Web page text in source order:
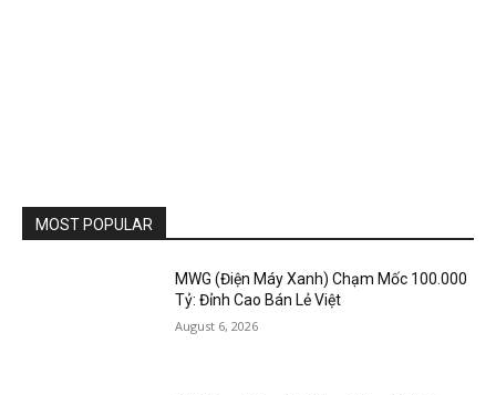
MOST POPULAR
MWG (Điện Máy Xanh) Chạm Mốc 100.000
Tỷ: Đỉnh Cao Bán Lẻ Việt
August 6, 2026